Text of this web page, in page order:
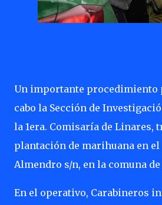
Un importante procedimiento
cabo la Sección de
la 1era. Comisaría de Linares,
plantación de marihuana en el
Almendro s/n, en la comuna
En el operativo, Carabineros